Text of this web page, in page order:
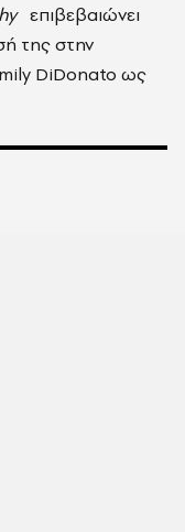
επιβεβαιώνει
της στην
DiDonato ως